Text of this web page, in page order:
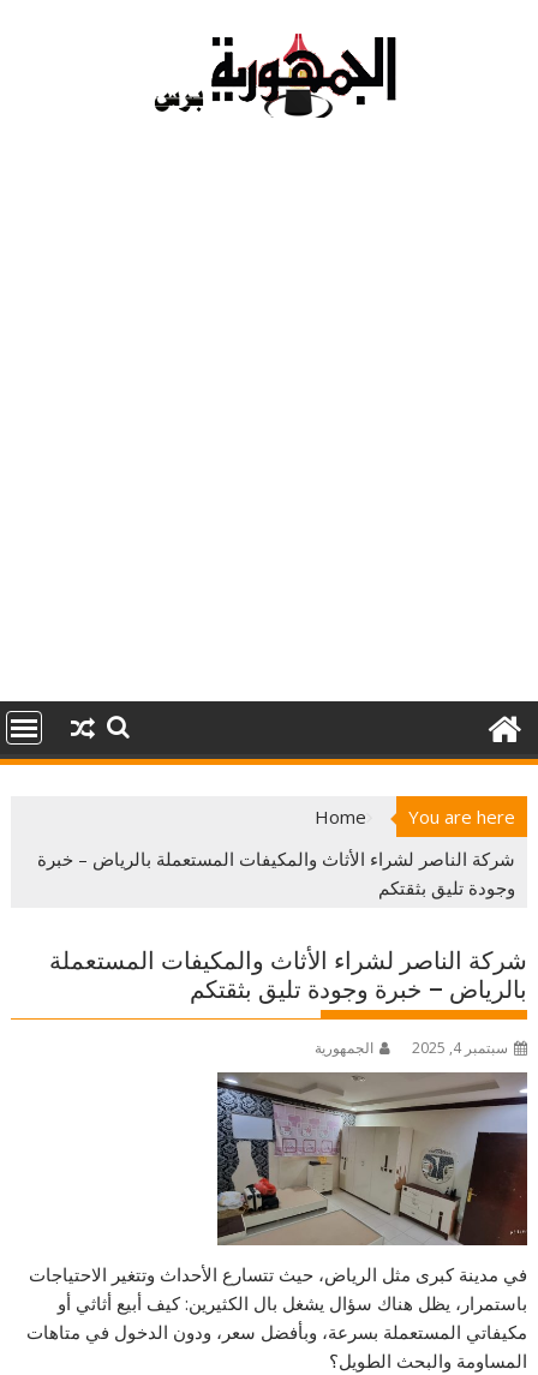
You are here
Home
شركة الناصر لشراء الأثاث والمكيفات المستعملة بالرياض – خبرة
وجودة تليق بثقتكم
شركة الناصر لشراء الأثاث والمكيفات المستعملة
بالرياض – خبرة وجودة تليق بثقتكم
سبتمبر 4, 2025 الجمهورية
في مدينة كبرى مثل الرياض، حيث تتسارع الأحداث وتتغير الاحتياجات
باستمرار، يظل هناك سؤال يشغل بال الكثيرين: كيف أبيع أثاثي أو
مكيفاتي المستعملة بسرعة، وبأفضل سعر، ودون الدخول في متاهات
المساومة والبحث الطويل؟